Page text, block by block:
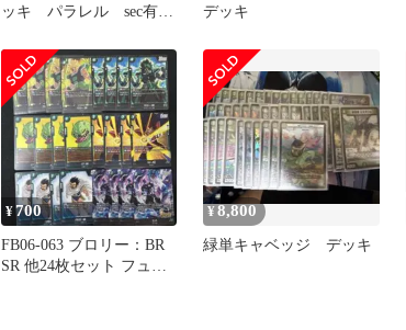
ッキ パラレル sec有
品
デッキ
¥700
FB06-063 ブロリー：BR
SR 他24枚セット フュー
¥8,800
緑単キャベッジ デッキ